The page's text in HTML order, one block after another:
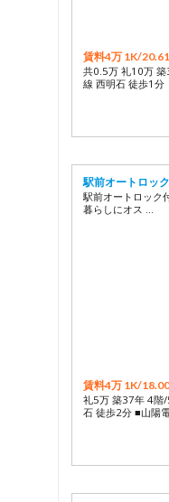
賃料4万 1K/
共0.5万 礼10万
線 西明石 徒歩1
駅前オートロッ
駅前オートロック
暮らしにオス …
賃料4万 1K/
礼5万 築37年 4階/
石 徒歩2分 ■山陽